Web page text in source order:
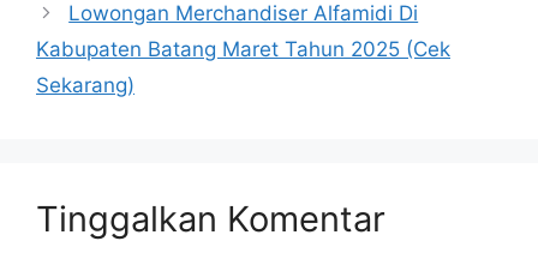
Lowongan Merchandiser Alfamidi Di
Kabupaten Batang Maret Tahun 2025 (Cek
Sekarang)
Tinggalkan Komentar